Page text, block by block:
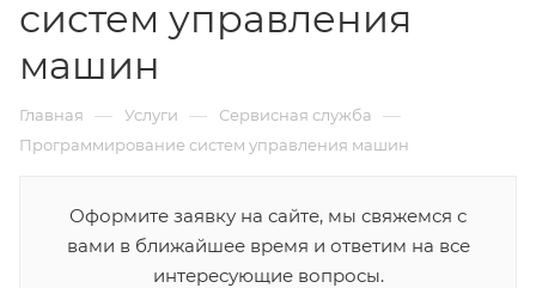
систем управления
машин
Главная — Услуги — Сервисная служба —
Программирование систем управления машин
Оформите заявку на сайте, мы свяжемся с
вами в ближайшее время и ответим на все
интересующие вопросы.